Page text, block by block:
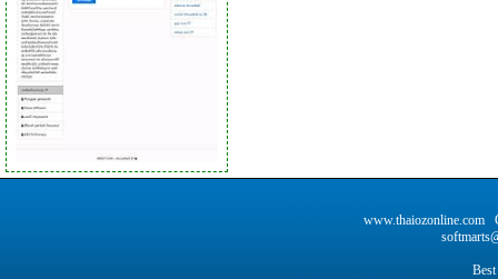
www.thaiozonline.com